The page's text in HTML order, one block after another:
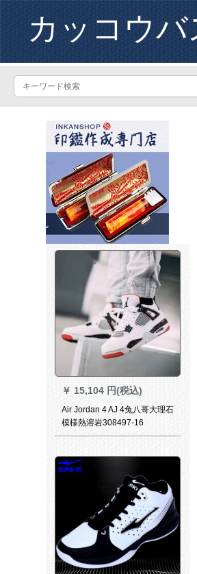
カッコウバ
￥ 15,104 円(税込)
Air Jordan 4 AJ 4兔八哥大理石
模様熱溶岩308497-16
308497-16白红42